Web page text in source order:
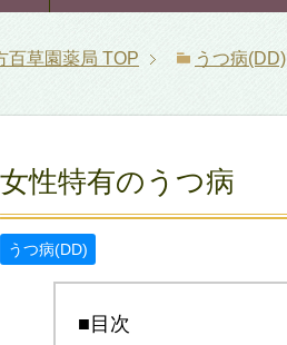
百草園薬局 TOP うつ病(DD)
女性特有のうつ病
うつ病(DD)
■目次